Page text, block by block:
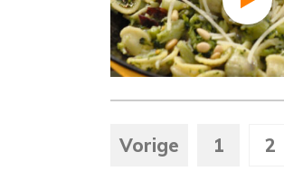
Vorige 1 2